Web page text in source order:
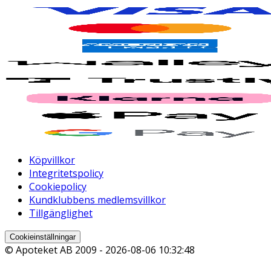
Köpvillkor
Integritetspolicy
Cookiepolicy
Kundklubbens medlemsvillkor
Tillgänglighet
Cookieinställningar
© Apoteket AB 2009 - 2026-08-06 10:32:48